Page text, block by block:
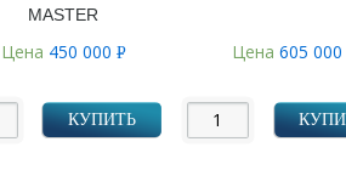
MASTER
Цена 450 000 Р
КУПИТЬ
Цена605